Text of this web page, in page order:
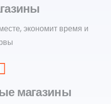
экономит время и
магазины